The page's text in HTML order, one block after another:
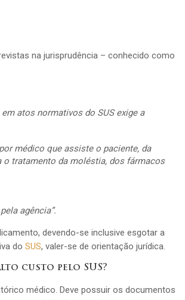
na jurisprudência – conhecido como
atos normativos do SUS exige a
médico que assiste o paciente, da
o tratamento da moléstia, dos fármacos
agência”.
devendo-se inclusive esgotar a
doSUS, valer-se de orientação jurídica.
custo pelo SUS?
médico. Deve possuir os documentos